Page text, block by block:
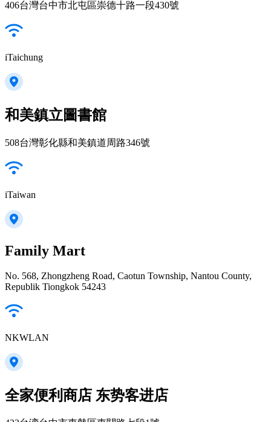
406台灣台中市北屯區崇德十路一段430號
iTaichung
和美鎮立圖書館
508台灣彰化縣和美鎮道周路346號
iTaiwan
Family Mart
No. 568, Zhongzheng Road, Caotun Township, Nantou County,
Republik Tiongkok 54243
NKWLAN
全家便利商店 东势客进店